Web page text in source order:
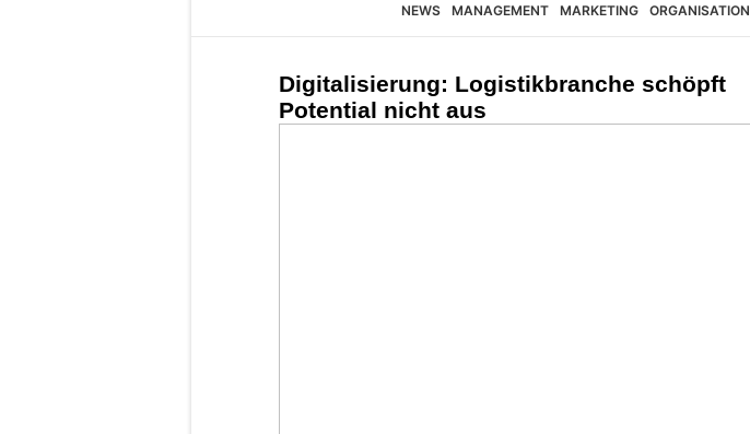
NEWS MANAGEMENT MARKETING ORGANISATION
Digitalisierung: Logistikbranche schöpft
Potential nicht aus